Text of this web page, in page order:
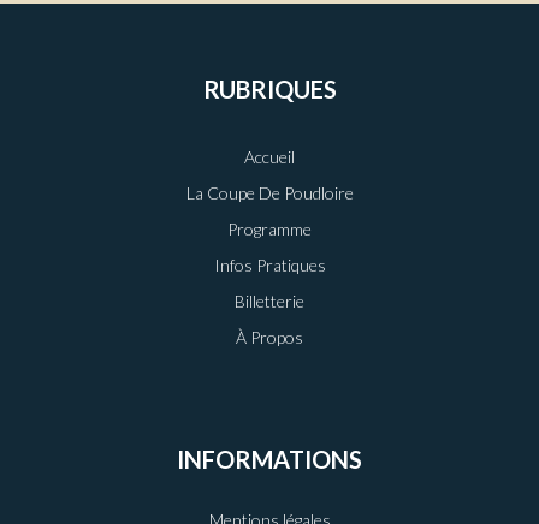
RUBRIQUES
Accueil
La Coupe De Poudloire
Programme
Infos Pratiques
Billetterie
À Propos
INFORMATIONS
Mentions légales